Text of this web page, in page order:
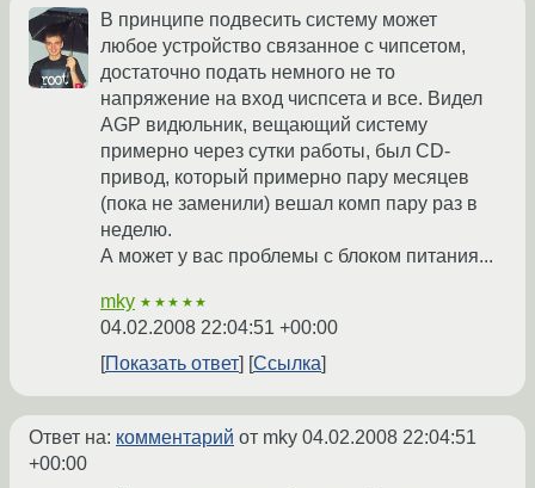
В принципе подвесить систему может
любое устройство связанное с чипсетом,
достаточно подать немного не то
напряжение на вход чиспсета и все. Видел
AGP видюльник, вещающий систему
примерно через сутки работы, был CD-
привод, который примерно пару месяцев
(пока не заменили) вешал комп пару раз в
неделю.
А может у вас проблемы с блоком питания...
mky ★★★★★
04.02.2008 22:04:51 +00:00
Показать ответ
Ссылка
Ответ на: комментарий от mky 04.02.2008 22:04:51
+00:00